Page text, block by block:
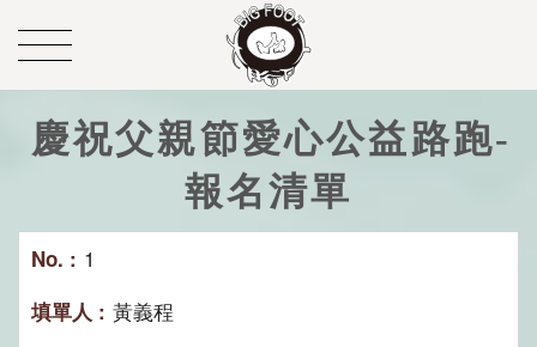
慶祝父親節愛心公益路跑-
報名清單
1
黃義程